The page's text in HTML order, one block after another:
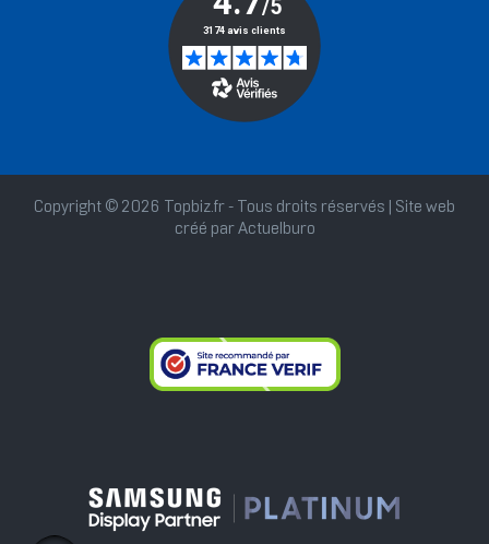
Copyright © 2026 Topbiz.fr - Tous droits réservés | Site web
créé par Actuelburo